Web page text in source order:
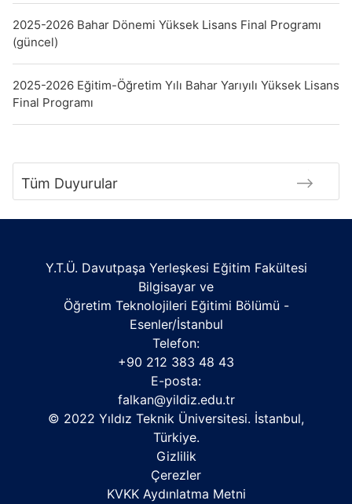
2025-2026 Bahar Dönemi Yüksek Lisans Final Programı
(güncel)
2025-2026 Eğitim-Öğretim Yılı Bahar Yarıyılı Yüksek Lisans
Final Programı
Tüm Duyurular
Y.T.Ü. Davutpaşa Yerleşkesi Eğitim Fakültesi
Bilgisayar ve
Öğretim Teknolojileri Eğitimi Bölümü -
Esenler/İstanbul
Telefon:
+90 212 383 48 43
E-posta:
falkan@yildiz.edu.tr
© 2022 Yıldız Teknik Üniversitesi. İstanbul,
Türkiye.
Gizlilik
Çerezler
KVKK Aydınlatma Metni